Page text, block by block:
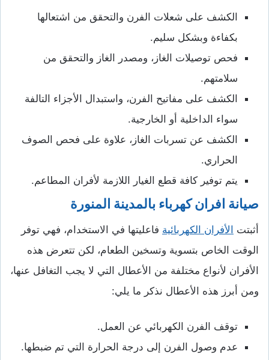
الكشف على شعلات الفرن والتحقق من اشتعالها
بكفاءة وبشكل سليم.
فحص توصيلات الغاز، ومصدر الغاز والتحقق من
سلامتهم.
الكشف على مفاتيح الفرن، واستبدال الأجزاء التالفة
سواء الداخلية أو الخارجية.
الكشف عن تسربات الغاز، علاوة على فحص الصوف
الحراري.
يتم توفير كافة قطع الغيار اللازمة لأفران المطاعم.
صيانة افران كهرباء بالمدينة المنورة
أثبتت الأفران الكهربائية فاعليتها في الاستخدام، فهي توفر
الوقت الخاص بتسوية وتسخين الطعام، لكن تتعرض هذه
الأفران لأنواع مختلفة من الأعطال التي لا يجب التغافل عنها،
ومن أبرز هذه الأعطال نذكر ما يلي:
توقف الفرن الكهربائي عن العمل.
عدم وصول الفرن إلى درجة الحرارة التي تم ضبطها.